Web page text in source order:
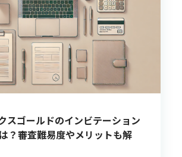
スゴールドのインビテーション
？審査難易度やメリットも解